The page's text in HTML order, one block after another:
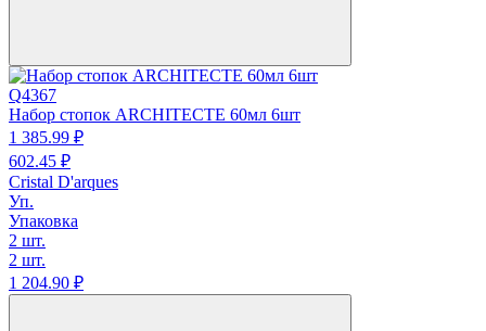
Q4367
Набор стопок ARCHITECTE 60мл 6шт
1 385.99 ₽
602.45 ₽
Cristal D'arques
Уп.
Упаковка
2 шт.
2 шт.
1 204.90 ₽